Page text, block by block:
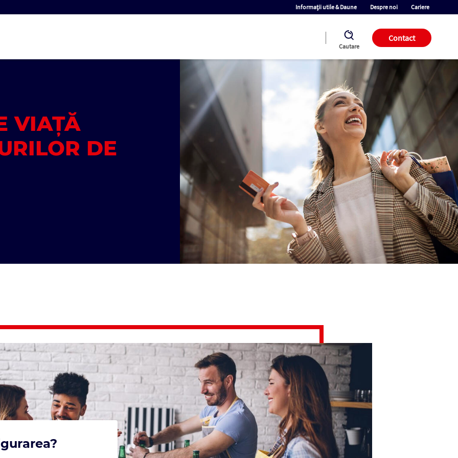
Informații utile & Daune Despre noi Cariere
Cautare
Contact
VIAȚĂ
DE